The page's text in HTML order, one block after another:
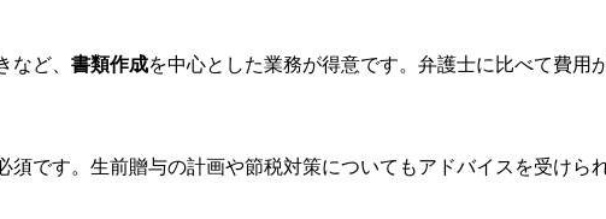
ど、 書類作成を中心とした業務が得意です。弁護士に比べて費用
須です。生前贈与の計画や節税対策についてもアドバイスを受けられ